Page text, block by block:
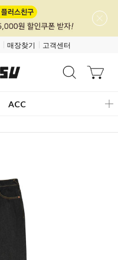
매장찾기 고객센터
ACC